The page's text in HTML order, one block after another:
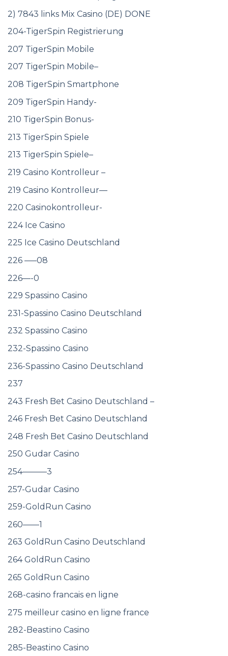
2) 7843 links Mix Casino (DE) DONE
204-TigerSpin Registrierung
207 TigerSpin Mobile
207 TigerSpin Mobile–
208 TigerSpin Smartphone
209 TigerSpin Handy-
210 TigerSpin Bonus-
213 TigerSpin Spiele
213 TigerSpin Spiele–
219 Casino Kontrolleur –
219 Casino Kontrolleur—
220 Casinokontrolleur-
224 Ice Casino
225 Ice Casino Deutschland
226 —–08
226—-0
229 Spassino Casino
231-Spassino Casino Deutschland
232 Spassino Casino
232-Spassino Casino
236-Spassino Casino Deutschland
237
243 Fresh Bet Casino Deutschland –
246 Fresh Bet Casino Deutschland
248 Fresh Bet Casino Deutschland
250 Gudar Casino
254———3
257-Gudar Casino
259-GoldRun Casino
260——1
263 GoldRun Casino Deutschland
264 GoldRun Casino
265 GoldRun Casino
268-casino francais en ligne
275 meilleur casino en ligne france
282-Beastino Casino
285-Beastino Casino